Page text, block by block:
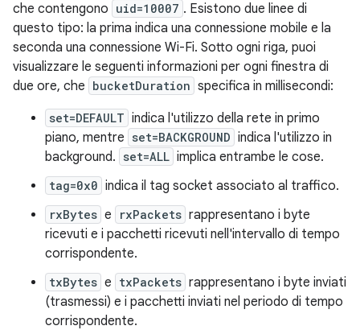
che contengono uid=10007 . Esistono due linee di
questo tipo: la prima indica una connessione mobile e la
seconda una connessione Wi-Fi. Sotto ogni riga, puoi
visualizzare le seguenti informazioni per ogni finestra di
due ore, che bucketDuration specifica in millisecondi:
set=DEFAULT indica l'utilizzo della rete in primo
piano, mentre set=BACKGROUND indica l'utilizzo in
background. set=ALL implica entrambe le cose.
tag=0x0 indica il tag socket associato al traffico.
rxBytes e rxPackets rappresentano i byte
ricevuti e i pacchetti ricevuti nell'intervallo di tempo
corrispondente.
txBytes e txPackets rappresentano i byte inviati
(trasmessi) e i pacchetti inviati nel periodo di tempo
corrispondente.